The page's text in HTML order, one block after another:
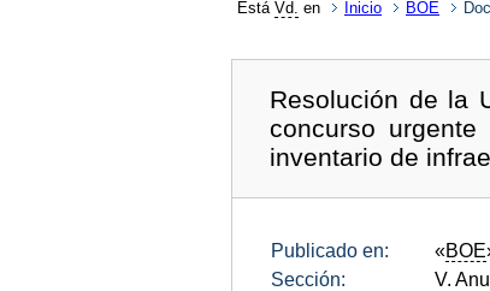
Está Vd. en Inicio BOE
Resolución de la
concurso
inventario de
Publicado en: «BOE
Sección:
V.